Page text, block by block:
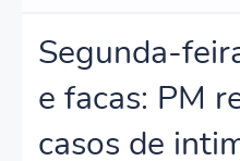
Segunda-
e facas: PM
casos de